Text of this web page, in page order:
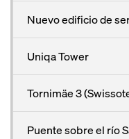
Nuevo edificio de
Uniqa Tower
Tornimäe 3
Puente sobre el río